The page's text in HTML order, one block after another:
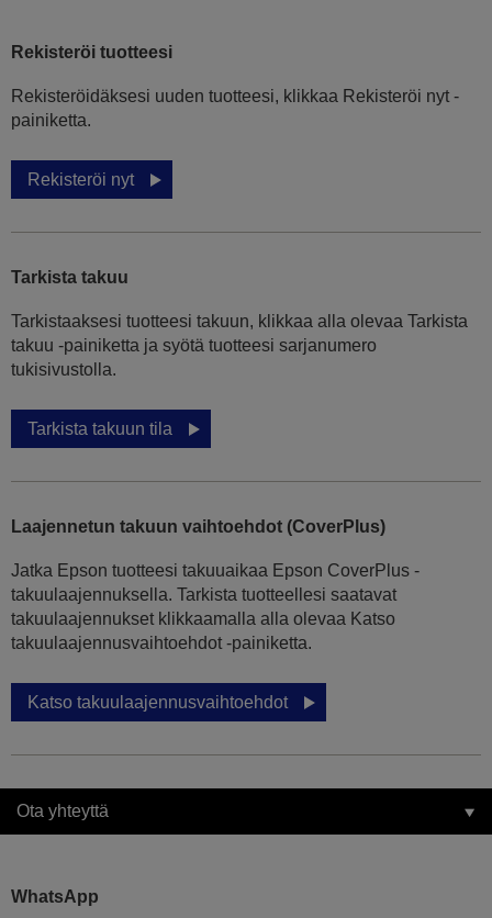
Rekisteröi tuotteesi
Rekisteröidäksesi uuden tuotteesi, klikkaa Rekisteröi nyt -
painiketta.
Rekisteröi nyt
Tarkista takuu
Tarkistaaksesi tuotteesi takuun, klikkaa alla olevaa Tarkista
takuu -painiketta ja syötä tuotteesi sarjanumero
tukisivustolla.
Tarkista takuun tila
Laajennetun takuun vaihtoehdot (CoverPlus)
Jatka Epson tuotteesi takuuaikaa Epson CoverPlus -
takuulaajennuksella. Tarkista tuotteellesi saatavat
takuulaajennukset klikkaamalla alla olevaa Katso
takuulaajennusvaihtoehdot -painiketta.
Katso takuulaajennusvaihtoehdot
Ota yhteyttä
WhatsApp